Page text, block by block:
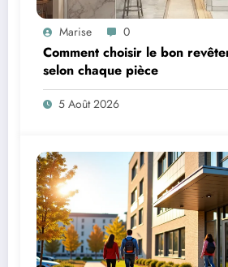
Marise 0
Comment choisir le bon
selon chaque pièce
5 Août 2026